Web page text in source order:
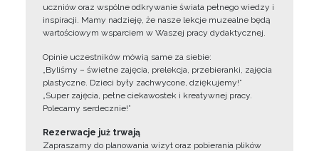
uczniów oraz wspólne odkrywanie świata pełnego wiedzy i
inspiracji. Mamy nadzieję, że nasze lekcje muzealne będą
wartościowym wsparciem w Waszej pracy dydaktycznej.
Opinie uczestników mówią same za siebie:
„Byliśmy – świetne zajęcia, prelekcja, przebieranki, zajęcia
plastyczne. Dzieci były zachwycone, dziękujemy!”
„Super zajęcia, pełne ciekawostek i kreatywnej pracy.
Polecamy serdecznie!”
Rezerwacje już trwają
Zapraszamy do planowania wizyt oraz pobierania plików